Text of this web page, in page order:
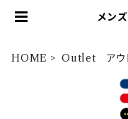
メン
HOME Outlet アウ